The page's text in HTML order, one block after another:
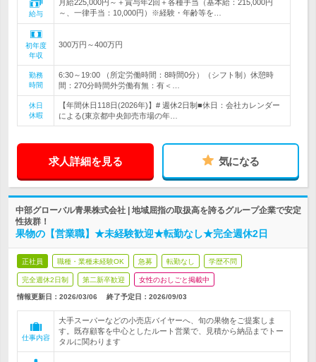
給与
月給225,000円～＋賞与年2回＋各種手当（基本給：215,000円
～、一律手当：10,000円）※経験・年齢等を…
初年度
年収
300万円～400万円
勤務
時間
6:30～19:00 （所定労働時間：8時間0分）（シフト制）休憩時
間：270分時間外労働有無：有＜…
休日
休暇
【年間休日118日(2026年)】# 週休2日制■休日：会社カレンダー
による(東京都中央卸売市場の年…
求人詳細を見る 気になる
中部グローバル青果株式会社 | 地域屈指の取扱高を誇るグループ企業で安定
性抜群！
果物の【営業職】★未経験歓迎★転勤なし★完全週休2日
正社員 職種・業種未経験OK 急募 転勤なし 学歴不問
完全週休2日制 第二新卒歓迎 女性のおしごと掲載中
情報更新日：2026/03/06 終了予定日： 2026/09/03
仕事内容
大手スーパーなどの小売店バイヤーへ、旬の果物をご提案しま
す。既存顧客を中心としたルート営業で、見積から納品までトー
タルに関わります